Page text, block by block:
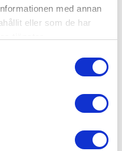
med annan
eller som de har